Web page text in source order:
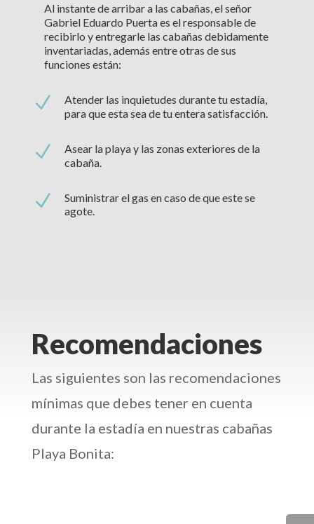
Al instante de arribar a las cabañas, el señor
Gabriel Eduardo Puerta es el responsable de
recibirlo y entregarle las cabañas debidamente
inventariadas, además entre otras de sus
funciones están:
N
Atender las inquietudes durante tu estadía,
para que esta sea de tu entera satisfacción.
N
Asear la playa y las zonas exteriores de la
cabaña.
N
Suministrar el gas en caso de que este se
agote.
Recomendaciones
Las siguientes son las recomendaciones
mínimas que debes tener en cuenta
durante la estadía en nuestras cabañas
Playa Bonita: